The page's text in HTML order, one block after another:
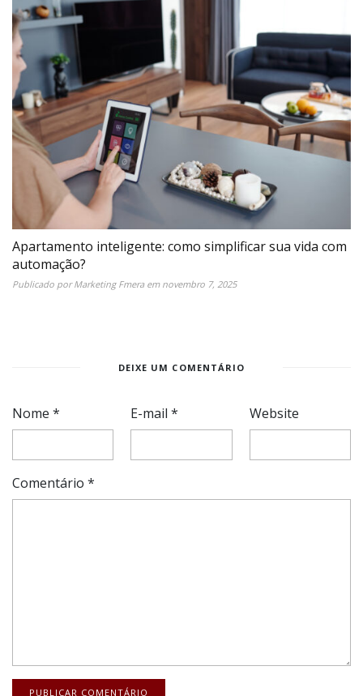
Apartamento inteligente: como simplificar sua vida com
automação?
Publicado porMarketing Fmeraem novembro 7, 2025
DEIXE UM COMENTÁRIO
Nome * E-mail* Website
Comentário *